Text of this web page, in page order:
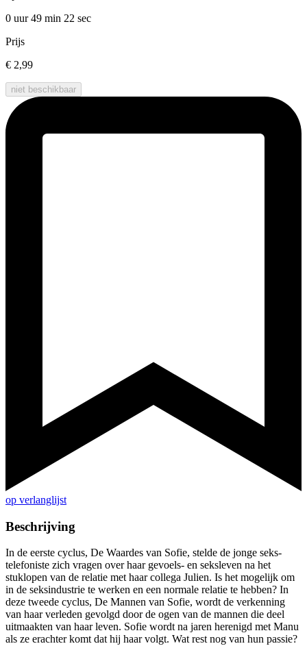
0 uur 49 min 22 sec
Prijs
€ 2,99
niet beschikbaar
op verlanglijst
Beschrijving
In de eerste cyclus, De Waardes van Sofie, stelde de jonge seks-
telefoniste zich vragen over haar gevoels- en seksleven na het
stuklopen van de relatie met haar collega Julien. Is het mogelijk om
in de seksindustrie te werken en een normale relatie te hebben? In
deze tweede cyclus, De Mannen van Sofie, wordt de verkenning
van haar verleden gevolgd door de ogen van de mannen die deel
uitmaakten van haar leven. Sofie wordt na jaren herenigd met Manu
als ze erachter komt dat hij haar volgt. Wat rest nog van hun passie?